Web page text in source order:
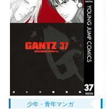
少年・青年マンガ